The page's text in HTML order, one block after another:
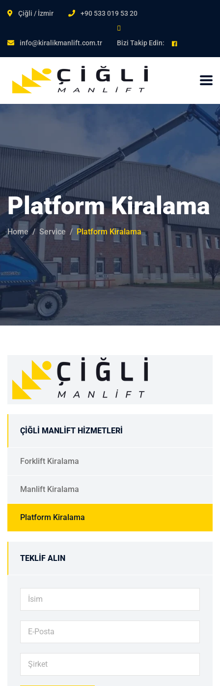
Çiğli / İzmir +90 533 019 53 20
info@kiralikmanlift.com.tr Bizi Takip Edin:
Platform Kiralama
Home Service Platform Kiralama
ÇIĞLI MANLIFT HIZMETLERI
Forklift Kiralama
Manlift Kiralama
Platform Kiralama
TEKLIF ALIN